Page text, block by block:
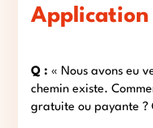
Application
Q :« Nous avons eu
chemin existe.
gratuite ou payante ?